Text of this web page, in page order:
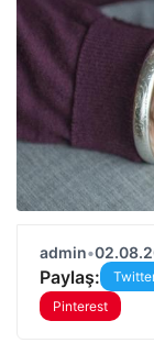
admin•
Paylaş:
Pinterest